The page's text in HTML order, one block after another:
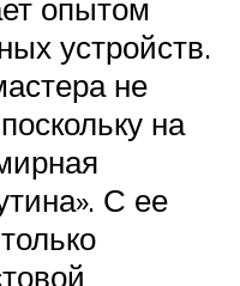
опытом
устройств.
не
на
С ее